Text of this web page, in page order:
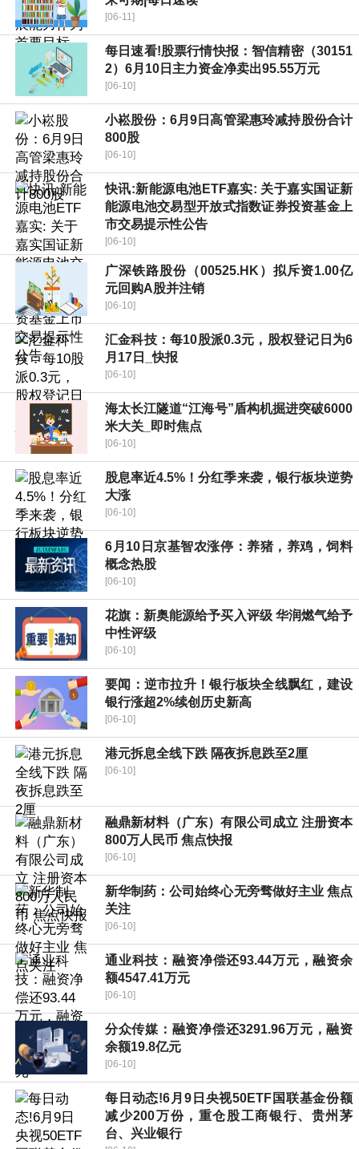
[06-11]
每日速看!股票行情快报：智信精密（30151
2）6月10日主力资金净卖出95.55万元
[06-10]
小崧股份：6月9日高管梁惠玲减持股份合计
800股
[06-10]
快讯:新能源电池ETF嘉实: 关于嘉实国证新
能源电池交易型开放式指数证券投资基金上
市交易提示性公告
[06-10]
广深铁路股份（00525.HK）拟斥资1.00亿
元回购A股并注销
[06-10]
汇金科技：每10股派0.3元，股权登记日为6
月17日_快报
[06-10]
海太长江隧道“江海号”盾构机掘进突破6000
米大关_即时焦点
[06-10]
股息率近4.5%！分红季来袭，银行板块逆势
大涨
[06-10]
6月10日京基智农涨停：养猪，养鸡，饲料
概念热股
[06-10]
花旗：新奥能源给予买入评级 华润燃气给予
中性评级
[06-10]
要闻：逆市拉升！银行板块全线飘红，建设
银行涨超2%续创历史新高
[06-10]
港元拆息全线下跌 隔夜拆息跌至2厘
[06-10]
融鼎新材料（广东）有限公司成立 注册资本
800万人民币 焦点快报
[06-10]
新华制药：公司始终心无旁骛做好主业 焦点
关注
[06-10]
通业科技：融资净偿还93.44万元，融资余
额4547.41万元
[06-10]
分众传媒：融资净偿还3291.96万元，融资
余额19.8亿元
[06-10]
每日动态!6月9日央视50ETF国联基金份额
减少200万份，重仓股工商银行、贵州茅
台、兴业银行